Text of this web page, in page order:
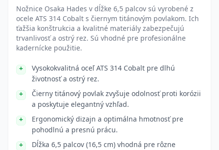
Nožnice Osaka Hades v dĺžke 6,5 palcov sú vyrobené z
ocele ATS 314 Cobalt s čiernym titánovým povlakom. Ich
ťažšia konštrukcia a kvalitné materiály zabezpečujú
trvanlivosť a ostrý rez. Sú vhodné pre profesionálne
kadernícke použitie.
Vysokokvalitná oceľ ATS 314 Cobalt pre dlhú
životnosť a ostrý rez.
Čierny titánový povlak zvyšuje odolnosť proti korózii
a poskytuje elegantný vzhľad.
Ergonomický dizajn a optimálna hmotnosť pre
pohodlnú a presnú prácu.
Dĺžka 6,5 palcov (16,5 cm) vhodná pre rôzne